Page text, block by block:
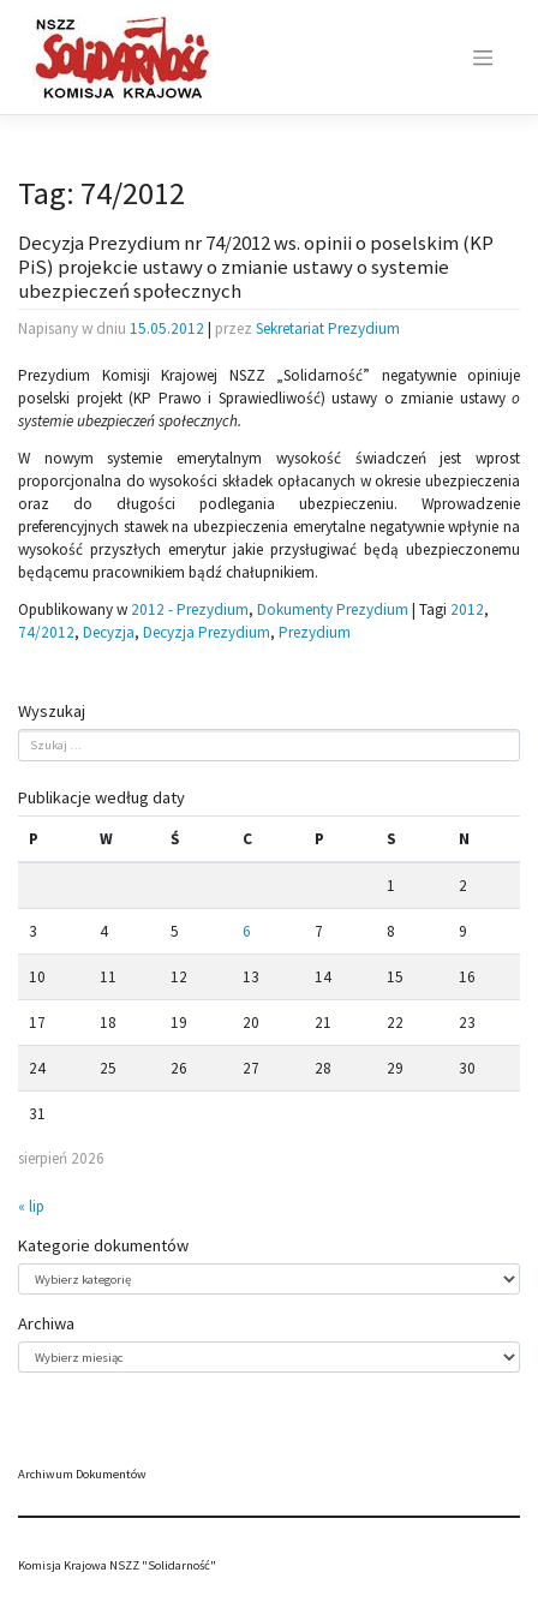
content
Tag: 74/2012
Decyzja Prezydium nr 74/2012 ws. opinii o poselskim (KP
PiS) projekcie ustawy o zmianie ustawy o systemie
ubezpieczeń społecznych
Napisany w dniu 15.05.2012 | przez Sekretariat Prezydium
Prezydium Komisji Krajowej NSZZ „Solidarność” negatywnie opiniuje
poselski projekt (KP Prawo i Sprawiedliwość) ustawy o zmianie ustawy o
systemie ubezpieczeń społecznych.
W nowym systemie emerytalnym wysokość świadczeń jest wprost
proporcjonalna do wysokości składek opłacanych w okresie ubezpieczenia
oraz do długości podlegania ubezpieczeniu. Wprowadzenie
preferencyjnych stawek na ubezpieczenia emerytalne negatywnie wpłynie na
wysokość przyszłych emerytur jakie przysługiwać będą ubezpieczonemu
będącemu pracownikiem bądź chałupnikiem.
Opublikowany w 2012 - Prezydium, Dokumenty Prezydium | Tagi 2012,
74/2012, Decyzja, Decyzja Prezydium, Prezydium
Wyszukaj
Publikacje według daty
sierpień 2026
P W Ś C P S N
1 2
3 4 5 6 7 8 9
10 11 12 13 14 15 16
17 18 19 20 21 22 23
24 25 26 27 28 29 30
31
« lip
Kategorie dokumentów
dokumentów
Archiwa
Archiwum Dokumentów
Komisja Krajowa NSZZ "Solidarność"